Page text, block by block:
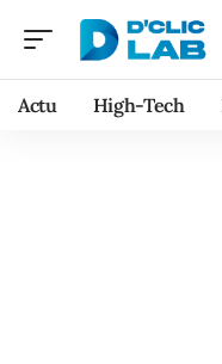
Actu High-Tech